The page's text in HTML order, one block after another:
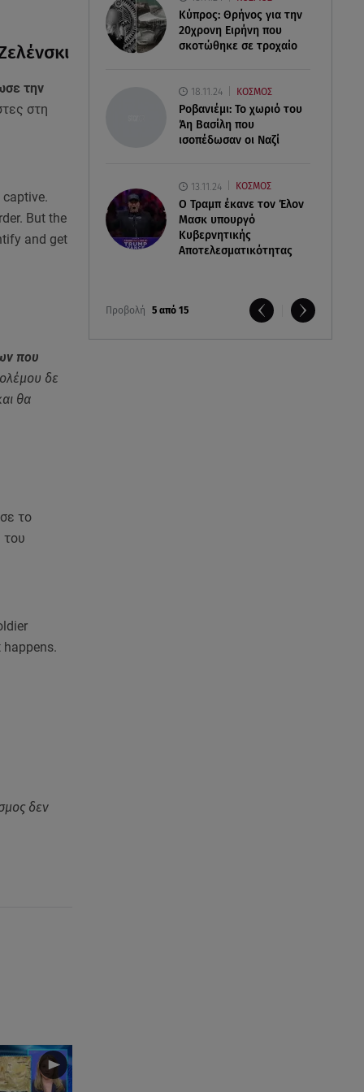
Κύπρος: Θρήνος για την
20χρονη Ειρήνη που
σκοτώθηκε σε τροχαίο
18.11.24 ΚΟΣΜΟΣ
Ροβανιέμι: Το χωριό του
Άη Βασίλη που
ισοπέδωσαν οι Ναζί
13.11.24 ΚΟΣΜΟΣ
O Τραμπ έκανε τον Έλον
Μασκ υπουργό
Κυβερνητικής
Αποτελεσματικότητας
Προβολή 5 από 15
την
στη
But the
and get
που
δε
θα
το
του
δεν